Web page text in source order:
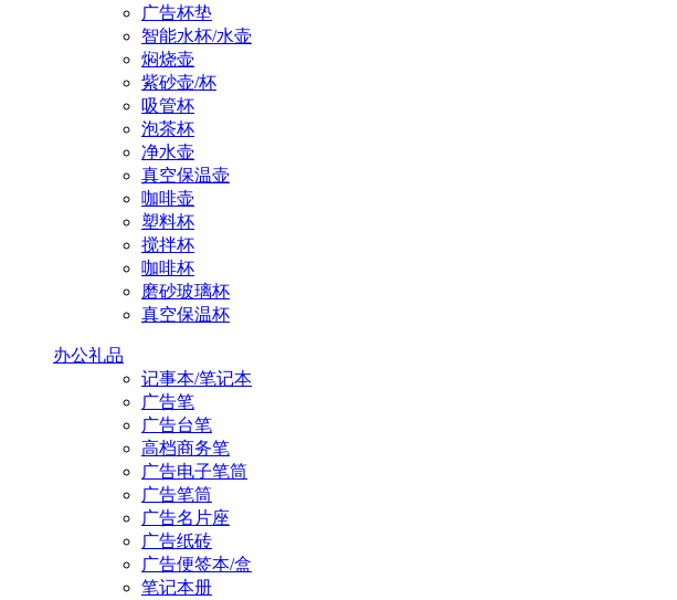
广告杯垫
智能水杯/水壶
焖烧壶
紫砂壶/杯
吸管杯
泡茶杯
净水壶
真空保温壶
咖啡壶
塑料杯
搅拌杯
咖啡杯
磨砂玻璃杯
真空保温杯
办公礼品
记事本/笔记本
广告笔
广告台笔
高档商务笔
广告电子笔筒
广告笔筒
广告名片座
广告纸砖
广告便签本/盒
笔记本册